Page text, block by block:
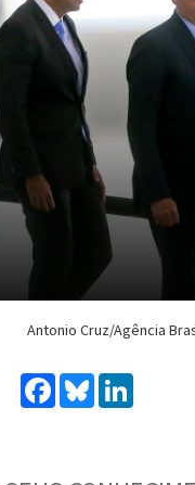
Antonio Cruz/Agência
Facebook
Bluesky